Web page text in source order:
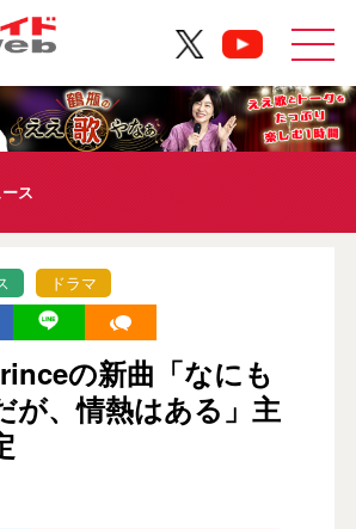
ス
ドラマ
の新曲「なにも
が、情熱はある」主